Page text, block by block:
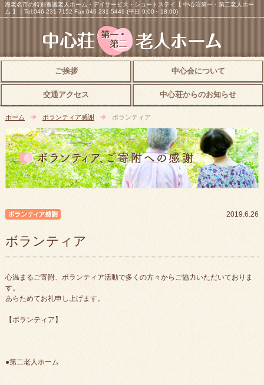
海老名市の特別養護老人ホーム・デイサービス・ショートステイ【 中心荘第一・第二老人ホー
ム 】｜Tel:046-231-7152 Fax:046-231-5449 (平日 9:00～18:00)
ご挨拶 中心会について
交通アクセス 中心荘からのお知らせ
ホーム ボランティア感謝 ボランティア
2019.6.26
ボランティア
心温まるご寄附、ボランティア活動で多くの方々からご協力いただいておりま
す。
あらためてお礼申し上げます。
【ボランティア】
●第二老人ホーム